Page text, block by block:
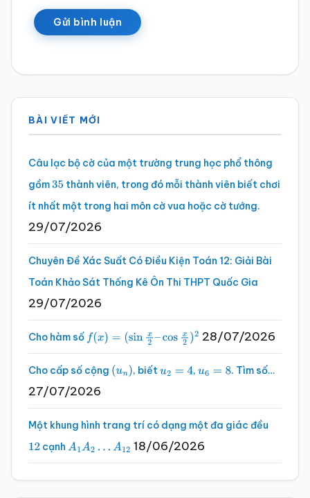
Sidebar
chính
BÀI VIẾT MỚI
Câu lạc bộ cờ của một trường trung học phổ thông
gồm35 thành viên, trong đó mỗi thành viên biết chơi
ít nhất một trong hai môn cờ vua hoặc cờ tướng.
29/07/2026
Chuyên Đề Xác Suất Có Điều Kiện Toán 12: Giải Bài
Toán Khảo Sát Thống Kê Ôn Thi THPT Quốc Gia
29/07/2026
Cho hàm số f(x)=(sinx2 –cosx2 )2 28/07/2026
Cho cấp số cộng (un), biếtu2 =4 , u6 =8 . Tìm số…
27/07/2026
Một khung hình trang trí có dạng một đa giác đều
12 cạnh A1A2…A 12 18/06/2026